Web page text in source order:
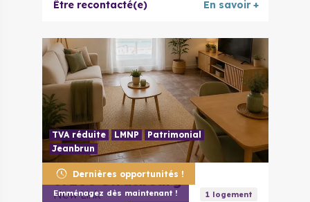
Être recontacté(e) En savoir +
Dernières opportunités !
Emménagez dès maintenant !
TVA réduite LMNP
Patrimonial
Jeanbrun
67200 Strasbourg
New Link 1logement